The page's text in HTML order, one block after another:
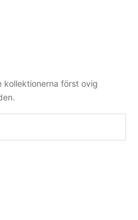
kollektionerna först ovig